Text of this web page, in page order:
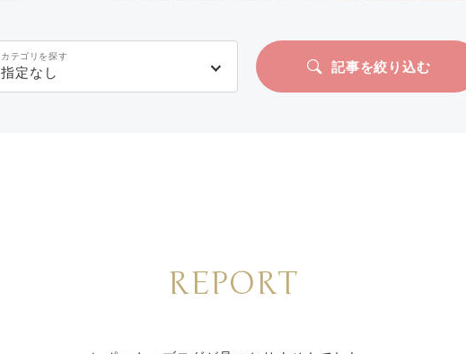
カテゴリを探す
指定なし 記事を絞り込む
REPORT